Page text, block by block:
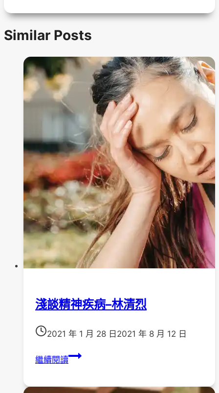
Similar Posts
淺談精神疾病–林清烈
2021 年 1 月 28 日 2021 年 8 月 12 日
繼續閱讀淺